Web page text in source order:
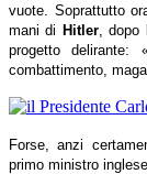
vuote. Soprattutto
mani di Hitler, dopo
progetto delirante:
combattimento,
Forse, anzi
primo ministro